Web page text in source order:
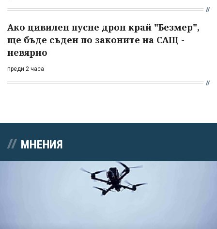
Ако цивилен пусне дрон край "Безмер",
ще бъде съден по законите на САЩ -
невярно
преди 2 часа
МНЕНИЯ